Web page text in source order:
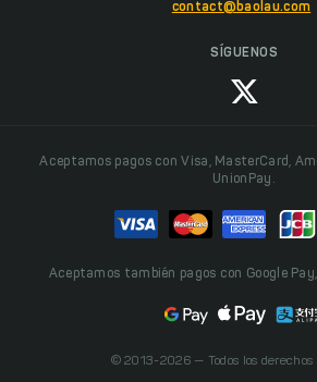
contact@baolau.com
SÍGUENOS
Aceptamos pagos con Visa, MasterCard,
UnionPay.
Aceptamos también pagos con Google
© 2013-2026 — Todos los derechos